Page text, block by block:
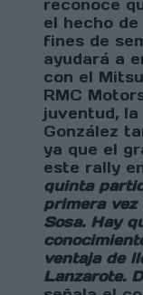
reconoce
el hecho
fines de
ayudará a
con el
RMC
juventud,
González
ya que el
este rally
quinta
primera vez
Sosa. Hay
ventaja de
Lanzarote.